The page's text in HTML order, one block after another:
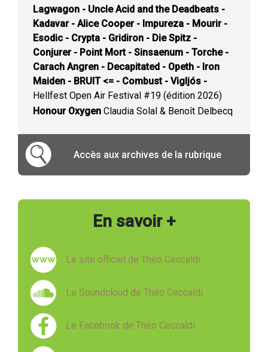
Lagwagon - Uncle Acid and the Deadbeats -
Kadavar - Alice Cooper - Impureza - Mourir -
Esodic - Crypta - Gridiron - Die Spitz -
Conjurer - Point Mort - Sinsaenum - Torche -
Carach Angren - Decapitated - Opeth - Iron
Maiden - BRUIT <= - Combust - Vigljós -
Hellfest Open Air Festival #19 (édition 2026)
Honour Oxygen Claudia Solal & Benoît Delbecq
Accès aux archives de la rubrique
En savoir +
Le site officiel de Théo Ceccaldi
Le Soundcloud de Théo Ceccaldi
Le Facebook de Théo Ceccaldi